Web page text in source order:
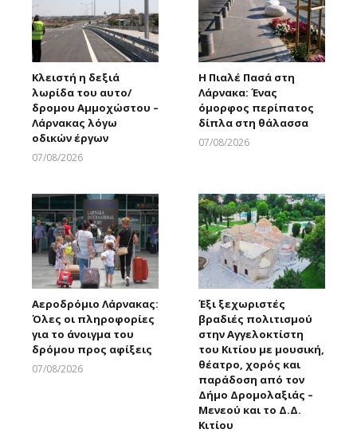
Κλειστή η δεξιά
λωρίδα του αυτο/
δρομου Αμμοχώστου –
Λάρνακας λόγω
οδικών έργων
07/08/2026
Η Πιαλέ Πασά στη
Λάρνακα: Ένας
όμορφος περίπατος
δίπλα στη θάλασσα
07/08/2026
Αεροδρόμιο Λάρνακας:
Όλες οι πληροφορίες
για το άνοιγμα του
δρόμου προς αφίξεις
07/08/2026
Έξι ξεχωριστές
βραδιές πολιτισμού
στην Αγγελοκτίστη
του Κιτίου με μουσική,
θέατρο, χορός και
παράδοση από τον
Δήμο Δρομολαξιάς –
Μενεού και το Δ.Δ.
Κιτίου